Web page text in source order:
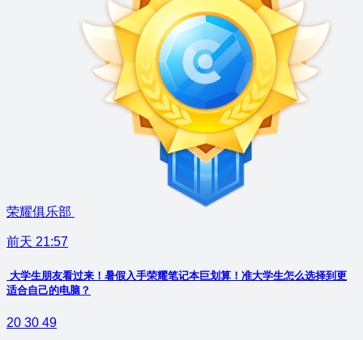
荣耀俱乐部
前天 21:57
大学生朋友看过来！暑假入手荣耀笔记本巨划算！准大学生怎么选择到更
适合自己的电脑？
20 30 49